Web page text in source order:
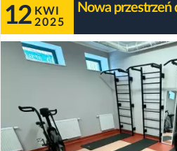
12 KWI
2025
Nowa przestrzeń